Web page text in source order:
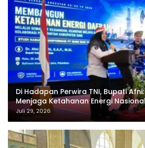
Di Hadapan Perwira TNI, Bupati
Menjaga Ketahanan Energi
Juli 29, 2026